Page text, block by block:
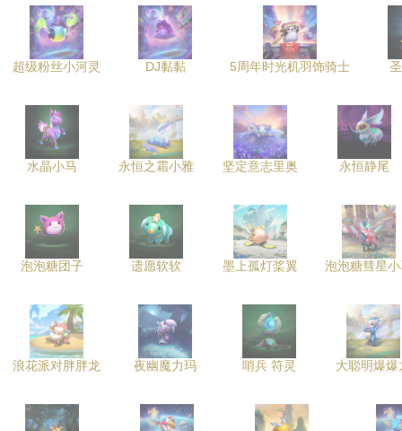
超级粉丝小河灵 DJ黏黏 5周年时光机羽饰骑士
水晶小马 永恒之霜小雅 坚定意志里奥 永恒静尾
泡泡糖团子 遗愿软软 墨上孤灯桨翼 泡泡糖彗星
浪花派对胖胖龙 夜幽魔力玛 哨兵 符灵 大聪明爆爆